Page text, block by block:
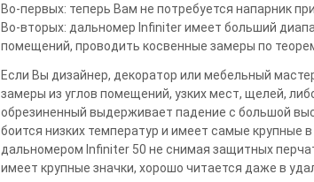
Во-первых: теперь Вам не потребуется напарник
Во-вторых: дальномер Infiniter имеет больший
помещений, проводить косвенные замеры по
Если Вы дизайнер, декоратор или мебельный
замеры из углов помещений, узких мест, щелей,
обрезиненный выдерживает падение с большой
боится низких температур и имеет самые крупные
дальномером Infiniter 50 не снимая защитных
имеет крупные значки, хорошо читается даже в